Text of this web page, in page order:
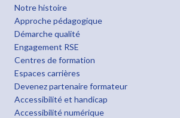
Notre histoire
Approche pédagogique
Démarche qualité
Engagement RSE
Centres de formation
Espaces carrières
Devenez partenaire formateur
Accessibilité et handicap
Accessibilité numérique